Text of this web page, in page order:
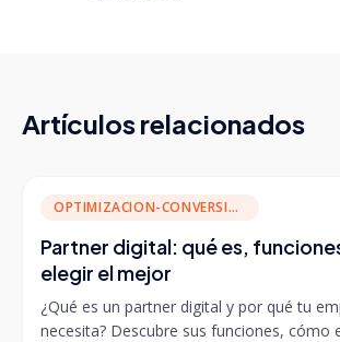
Artículos relacionados
OPTIMIZACION-CONVERSION
Partner digital: qué es,
elegir el mejor
¿Qué es un partner digital y por qué tu
necesita? Descubre sus funciones, cómo